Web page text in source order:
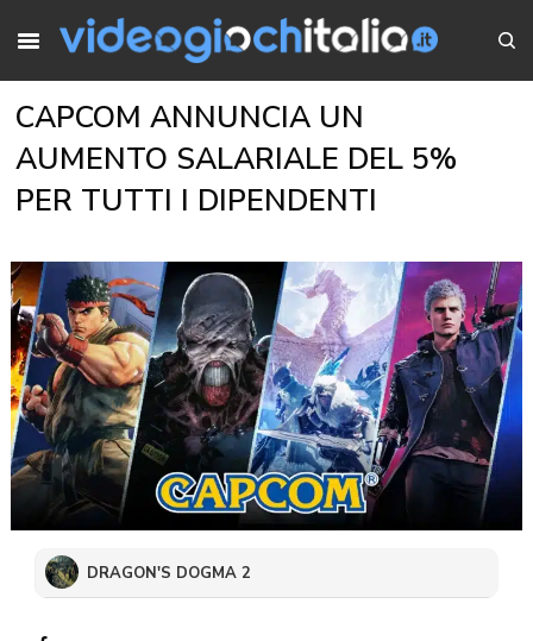
CAPCOM ANNUNCIA UN
AUMENTO SALARIALE DEL 5%
PER TUTTI I DIPENDENTI
DRAGON'S DOGMA 2